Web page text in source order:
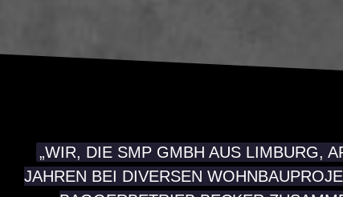
„WIR, DIE SMP GMBH AUS LIMBURG,
JAHREN BEI DIVERSEN